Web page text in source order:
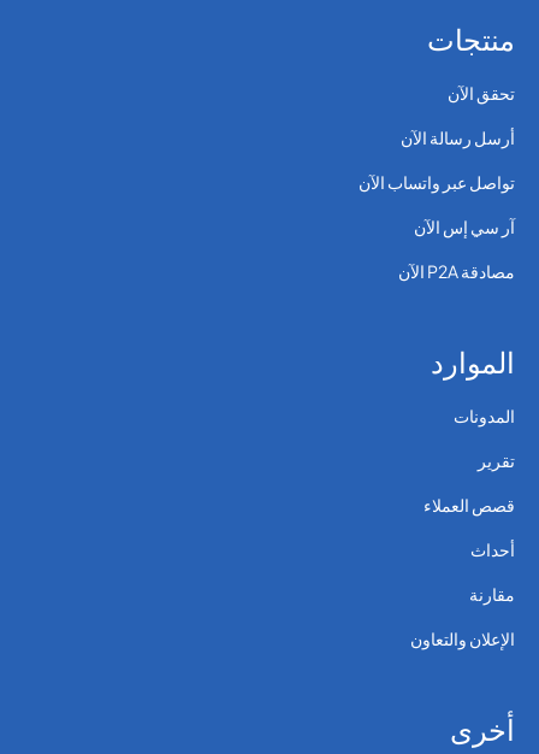
منتجات
تحقق الآن
أرسل رسالة الآن
تواصل عبر واتساب الآن
آر سي إس الآن
مصادقة P2A الآن
الموارد
المدونات
تقرير
قصص العملاء
أحداث
مقارنة
الإعلان والتعاون
أخرى